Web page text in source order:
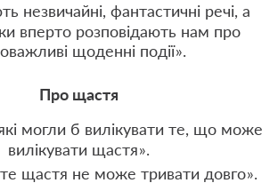
незвичайні, фантастичні речі, а
вперто розповідають нам про
щоденні події».
Про щастя
могли б вилікувати те, що може
вилікувати щастя».
щастя не може тривати довго».